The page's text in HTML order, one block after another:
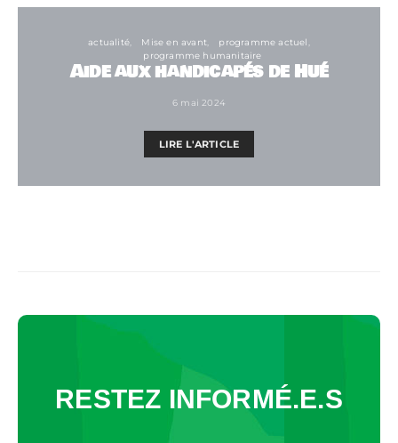
actualité Mise en avant
programme actuel
programme humanitaire
Aide aux handicapés de Hué
6 mai 2024
LIRE L'ARTICLE
RESTEZ INFORMÉ.E.S